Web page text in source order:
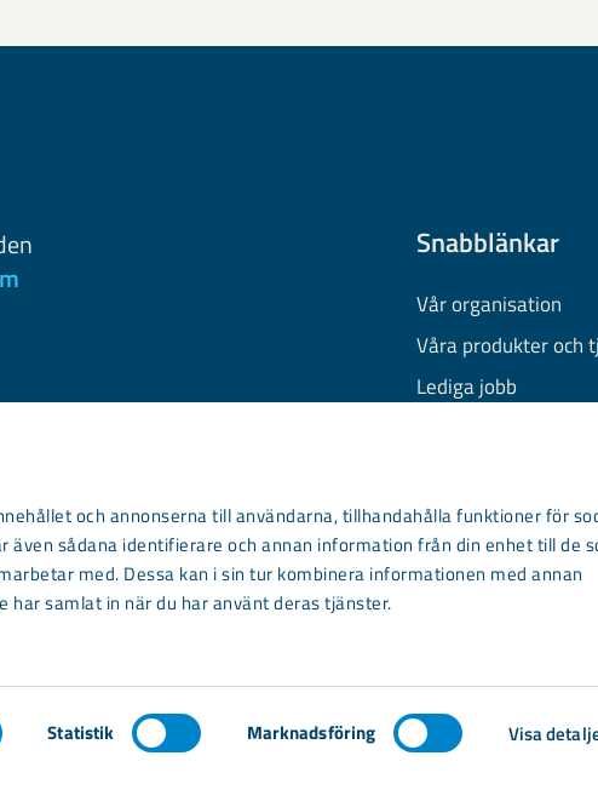
och annonserna till användarna, tillhandahålla funktioner för
även sådana identifierare och annan information från din enhet till de
med. Dessa kan i sin tur kombinera informationen med annan
samlat in när du har använt deras tjänster.
Statistik Marknadsföring Visa
Snabblänkar
Vår organisation
Våra produkter och
Lediga jobb
Information om
Kontakta oss